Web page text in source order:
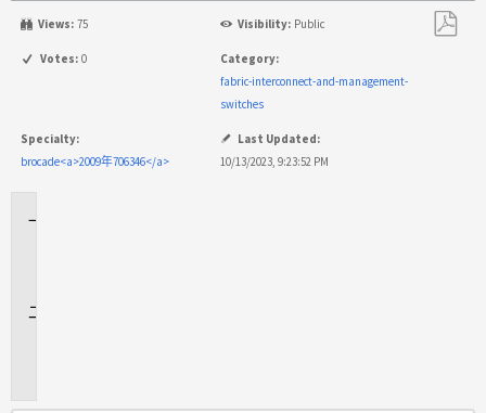
Views: 75 Visibility: Public
Votes: 0
Category:
fabric-interconnect-and-management-
switches
Specialty:
brocade<a>2009年706346</a>
Last Updated:
10/13/2023, 9:23:52 PM